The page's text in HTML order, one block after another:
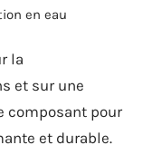
en eau
la
et sur une
composant pour
et durable.